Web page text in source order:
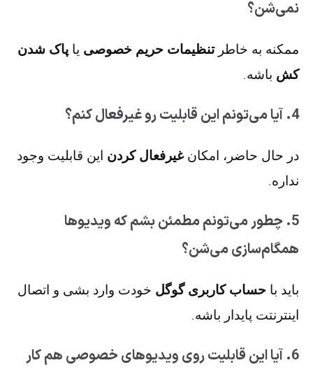
نمی‌شن؟
ممکنه به خاطرتنظیمات حریم خصوصی یا پاک شدن
کش باشه.
4. آیا می‌تونم این قابلیت رو غیرفعال کنم؟
در حال حاضر، امکانغیرفعال کردن این قابلیت وجود
نداره.
5. چطور می‌تونم مطمئن بشم که ویدیوها
همگام‌سازی می‌شن؟
باید با حساب کاربری گوگل خودت وارد بشی و اتصال
اینترنتت پایدار باشه.
6. آیا این قابلیت روی ویدیوهای خصوصی هم کار